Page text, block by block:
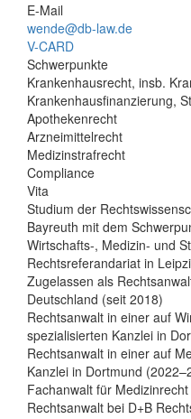
E-Mail
wende@db-law.de
V-CARD
Schwerpunkte
Krankenhausrecht, insb.
Krankenhausfinanzierung,
Apothekenrecht
Arzneimittelrecht
Medizinstrafrecht
Compliance
Vita
Studium der
Bayreuth mit dem
Wirtschafts-, Medizin- und
Rechtsreferandariat in
Zugelassen als
Deutschland (seit 2018)
Rechtsanwalt in einer auf
spezialisierten Kanzlei in
Rechtsanwalt in einer auf
Kanzlei in Dortmund
Fachanwalt für
Rechtsanwalt bei D+B